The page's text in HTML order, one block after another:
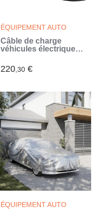
ÉQUIPEMENT AUTO
Câble de charge
véhicules électriques
Type 2 - Câble
triphasé 16A 480V AC
220,30 €
ÉQUIPEMENT AUTO